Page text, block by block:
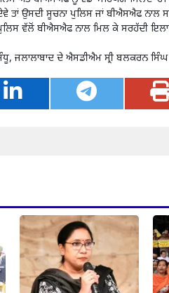
ਉਸਦੀ ਸੂਚਨਾ ਪੁਲਿਸ ਜਾਂ ਬੀਐਸਐਫ ਨਾਲ
ਪੁਲਿਸ ਵੱਲੋਂ ਬੀਐਸਐਫ ਨਾਲ ਮਿਲ ਕੇ ਸਰਹੱਦੀ
ਜਲਾਲਾਬਾਦ ਦੇ ਐਸਡੀਐਮ ਸ੍ਰੀ ਬਲਕਰਨ ਸਿੰਘ